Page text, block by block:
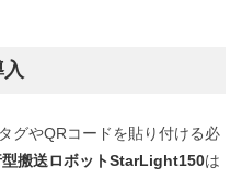
グやQRコードを貼り付ける必
搬送ロボットStarLight150は